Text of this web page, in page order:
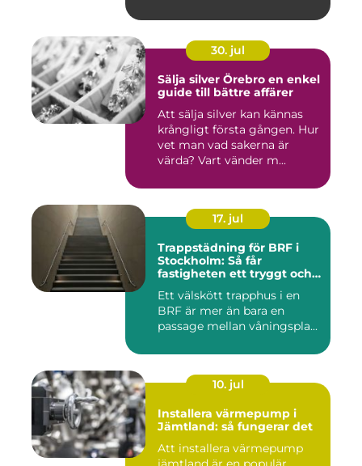
30. jul
Sälja silver Örebro en enkel
guide till bättre affärer
Att sälja silver kan kännas
krångligt första gången. Hur
vet man vad sakerna är
värda? Vart vänder m...
17. jul
Trappstädning för BRF i
Stockholm: Så får
fastigheten ett tryggt och
Ett välskött trapphus i en
BRF är mer än bara en
passage mellan våningspla...
10. jul
Installera värmepump i
Jämtland: så fungerar det
Att installera värmepump